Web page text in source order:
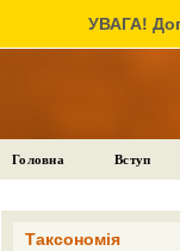
УВАГА!
Головна Вступ
Таксономія